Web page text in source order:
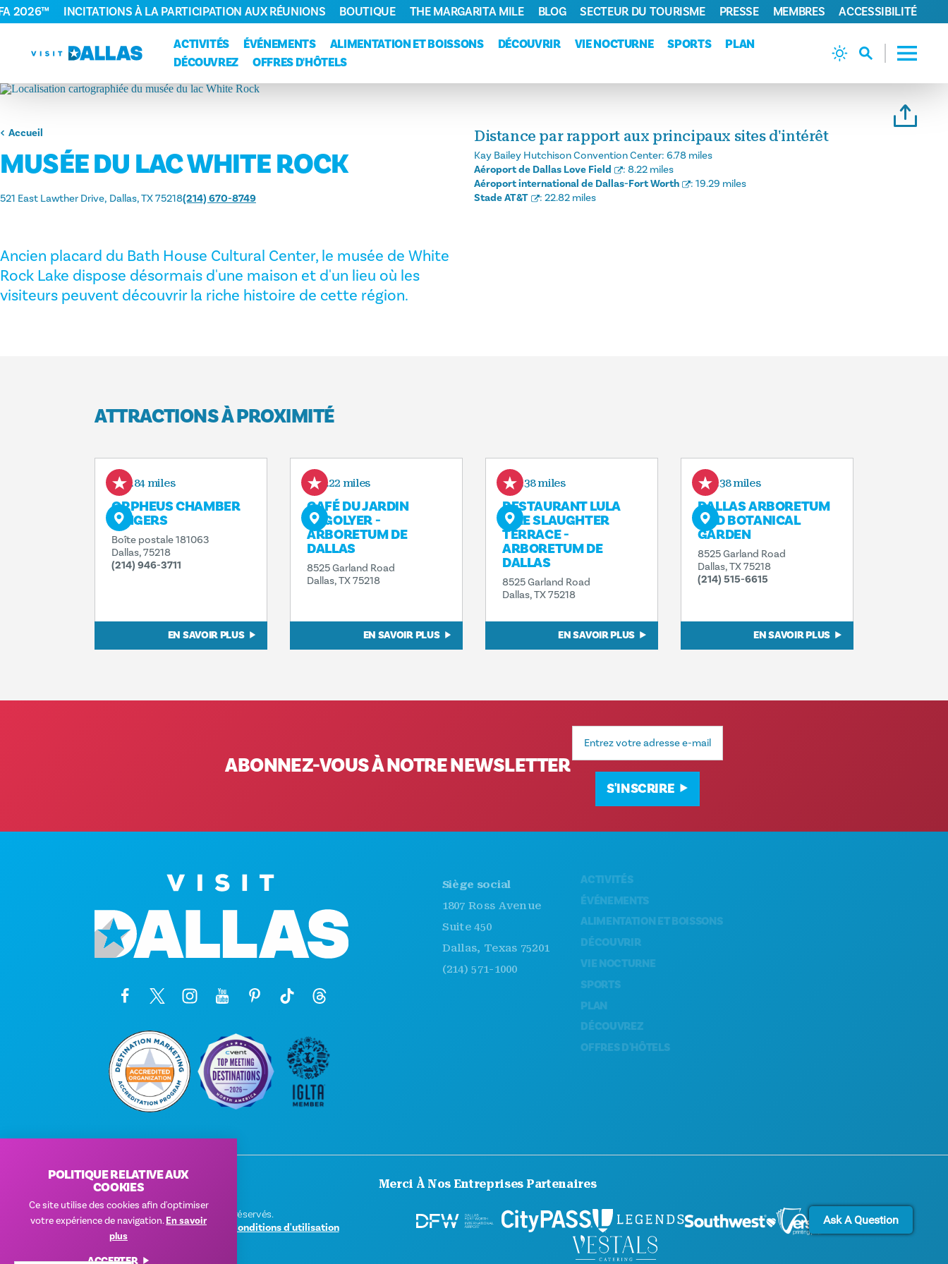
Aller directement au contenu
ACTIVITÉS
ÉVÉNEMENTS ALIMENTATION ET BOISSONS DÉCOUVRIR VIE NOCTURNE SPORTS
PLAN
DÉCOUVREZ
OFFRES D'HÔTELS
2026™ INCITATIONS À LA PARTICIPATION AUX RÉUNIONS BOUTIQUE THE MARGARITA MILE BLOG SECTEUR DU TOURISME PRESSE MEMBRES ACCESSIBILITÉ
Accueil
MUSÉE DU LAC WHITE ROCK
521 East Lawther Drive Dallas, TX 75218(214) 670-8749
Ancien placard du Bath House Cultural Center, le musée de White
Rock Lake dispose désormais d'une maison et d'un lieu où les
visiteurs peuvent découvrir la riche histoire de cette région.
Distance par rapport aux principaux sites d'intérêt
Kay Bailey Hutchison Convention Center: 6.78 miles
Aéroport de Dallas Love Field
: 8.22 miles
Aéroport international de Dallas-Fort Worth
: 19.29 miles
Stade AT&T
: 22.82 miles
ATTRACTIONS À PROXIMITÉ
0.84 miles
ORPHEUS CHAMBER
SINGERS
Boîte postale 181063
Dallas, 75218
(214) 946-3711
EN SAVOIR PLUS
1.22 miles
CAFÉ DU JARDIN
DEGOLYER -
ARBORETUM DE
DALLAS
8525 Garland Road
Dallas, TX 75218
EN SAVOIR PLUS
1.38 miles
RESTAURANT LULA
MAE SLAUGHTER
TERRACE -
ARBORETUM DE
DALLAS
8525 Garland Road
Dallas, TX 75218
EN SAVOIR PLUS
1.38 miles
DALLAS ARBORETUM
AND BOTANICAL
GARDEN
8525 Garland Road
Dallas, TX 75218
(214) 515-6615
EN SAVOIR PLUS
ABONNEZ-VOUS À NOTRE NEWSLETTER
Adresse
S'INSCRIRE
Siège social
1807 Ross Avenue
Suite 450
Dallas, Texas 75201
(214) 571-1000
ACTIVITÉS
ÉVÉNEMENTS
ALIMENTATION ET BOISSONS
DÉCOUVRIR
VIE NOCTURNE
SPORTS
DÉCOUVREZ
OFFRES D'HÔTELS
GUIDE OFFICIEL DES VISITEURS
Merci À Nos Entreprises Partenaires
© 2026 Visit Dallas. Tous droits réservés.
Politique de confidentialité
Conditions d'utilisation
POLITIQUE RELATIVE AUX
COOKIES
Ce site utilise des cookies afin d'optimiser
votre expérience de navigation.En savoir
plus
ACCEPTER
Ask A Question